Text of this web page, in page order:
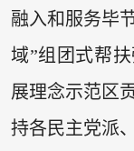
融入和服务毕
域”组团式帮
展理念示范区
持各民主党派